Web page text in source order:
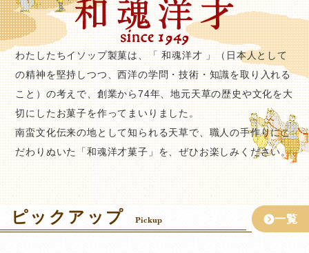
わたしたちイソップ製菓は、「 和魂洋才 」（日本人として
の精神を堅持しつつ、西洋の学問・技術・知識を取り入れる
こと）の考えで、創業から74年、地元天草の歴史や文化を大
切にしたお菓子を作ってまいりました。
南蛮文化伝来の地として知られる天草で、職人の手作りにこ
だわりぬいた「和魂洋才菓子」を、ぜひお楽しみください。
ピックアップ 一覧